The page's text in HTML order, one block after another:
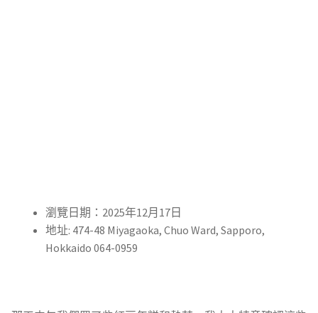
瀏覽日期：2025年12月17日
地址: 474-48 Miyagaoka, Chuo Ward, Sapporo,
Hokkaido 064-0959